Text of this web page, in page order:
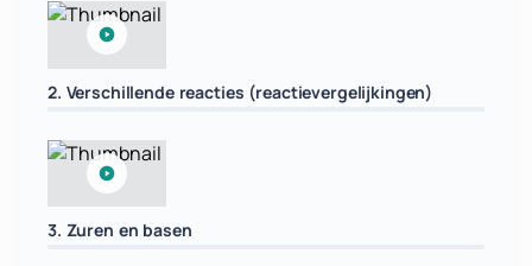
2. Verschillende reacties (reactievergelijkingen)
3. Zuren en basen